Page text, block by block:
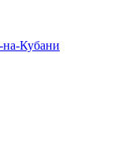
на-Кубани